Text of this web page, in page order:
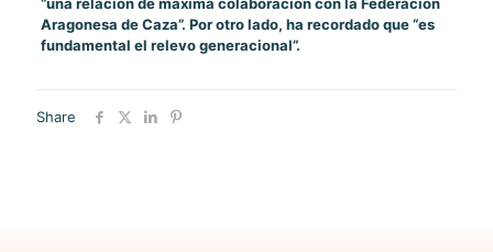
“una relación de máxima colaboración con la Federación
Aragonesa de Caza”. Por otro lado, ha recordado que “es
fundamental el relevo generacional”.
Share